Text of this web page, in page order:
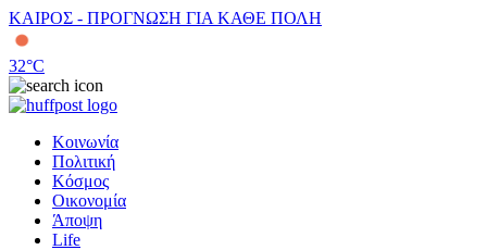
ΚΑΙΡΟΣ - ΠΡΟΓΝΩΣΗ ΓΙΑ ΚΑΘΕ ΠΟΛΗ
32°C
Κοινωνία
Πολιτική
Κόσμος
Οικονομία
Άποψη
Life